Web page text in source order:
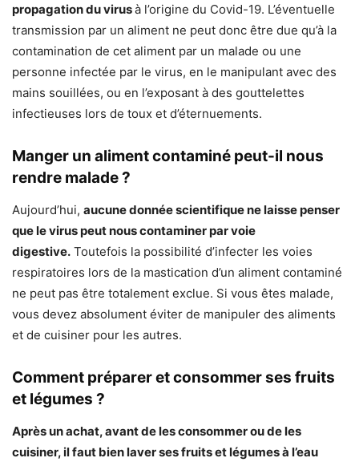
propagation du virusà l’origine du Covid-19. L’éventuelle
transmission par un aliment ne peut donc être due qu’à la
contamination de cet aliment par un malade ou une
personne infectée par le virus, en le manipulant avec des
mains souillées, ou en l’exposant à des gouttelettes
infectieuses lors de toux et d’éternuements.
Manger un aliment contaminé peut-il nous
rendre malade ?
Aujourd’hui, aucune donnée scientifique ne laisse penser
que le virus peut nous contaminer par voie
digestive. Toutefois la possibilité d’infecter les voies
respiratoires lors de la mastication d’un aliment contaminé
ne peut pas être totalement exclue. Si vous êtes malade,
vous devez absolument éviter de manipuler des aliments
et de cuisiner pour les autres.
Comment préparer et consommer ses fruits
et légumes ?
Après un achat, avant de les consommer ou de les
cuisiner, il faut bien laver ses fruits et légumes à l’eau